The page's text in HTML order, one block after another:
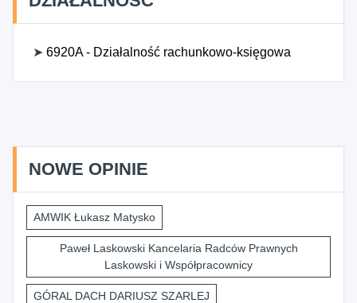
➤ 6920A - Działalność rachunkowo-księgowa
NOWE OPINIE
AMWIK Łukasz Matysko
Paweł Laskowski Kancelaria Radców Prawnych
Laskowski i Współpracownicy
GÓRAL DACH DARIUSZ SZARLEJ